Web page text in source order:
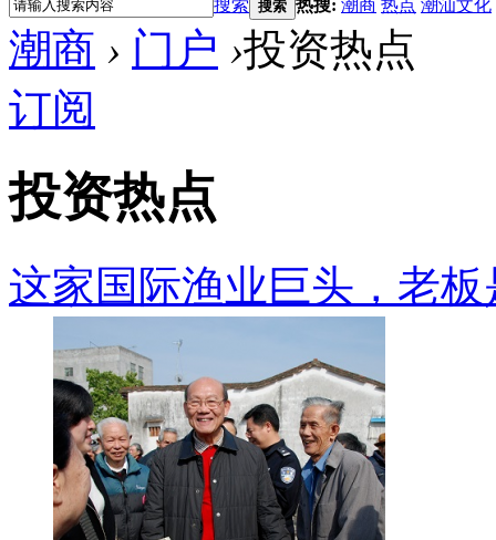
搜索 搜索 热搜: 潮商 热点 潮汕文化
潮商 › 门户 ›投资热点
订阅
投资热点
这家国际渔业巨头，老